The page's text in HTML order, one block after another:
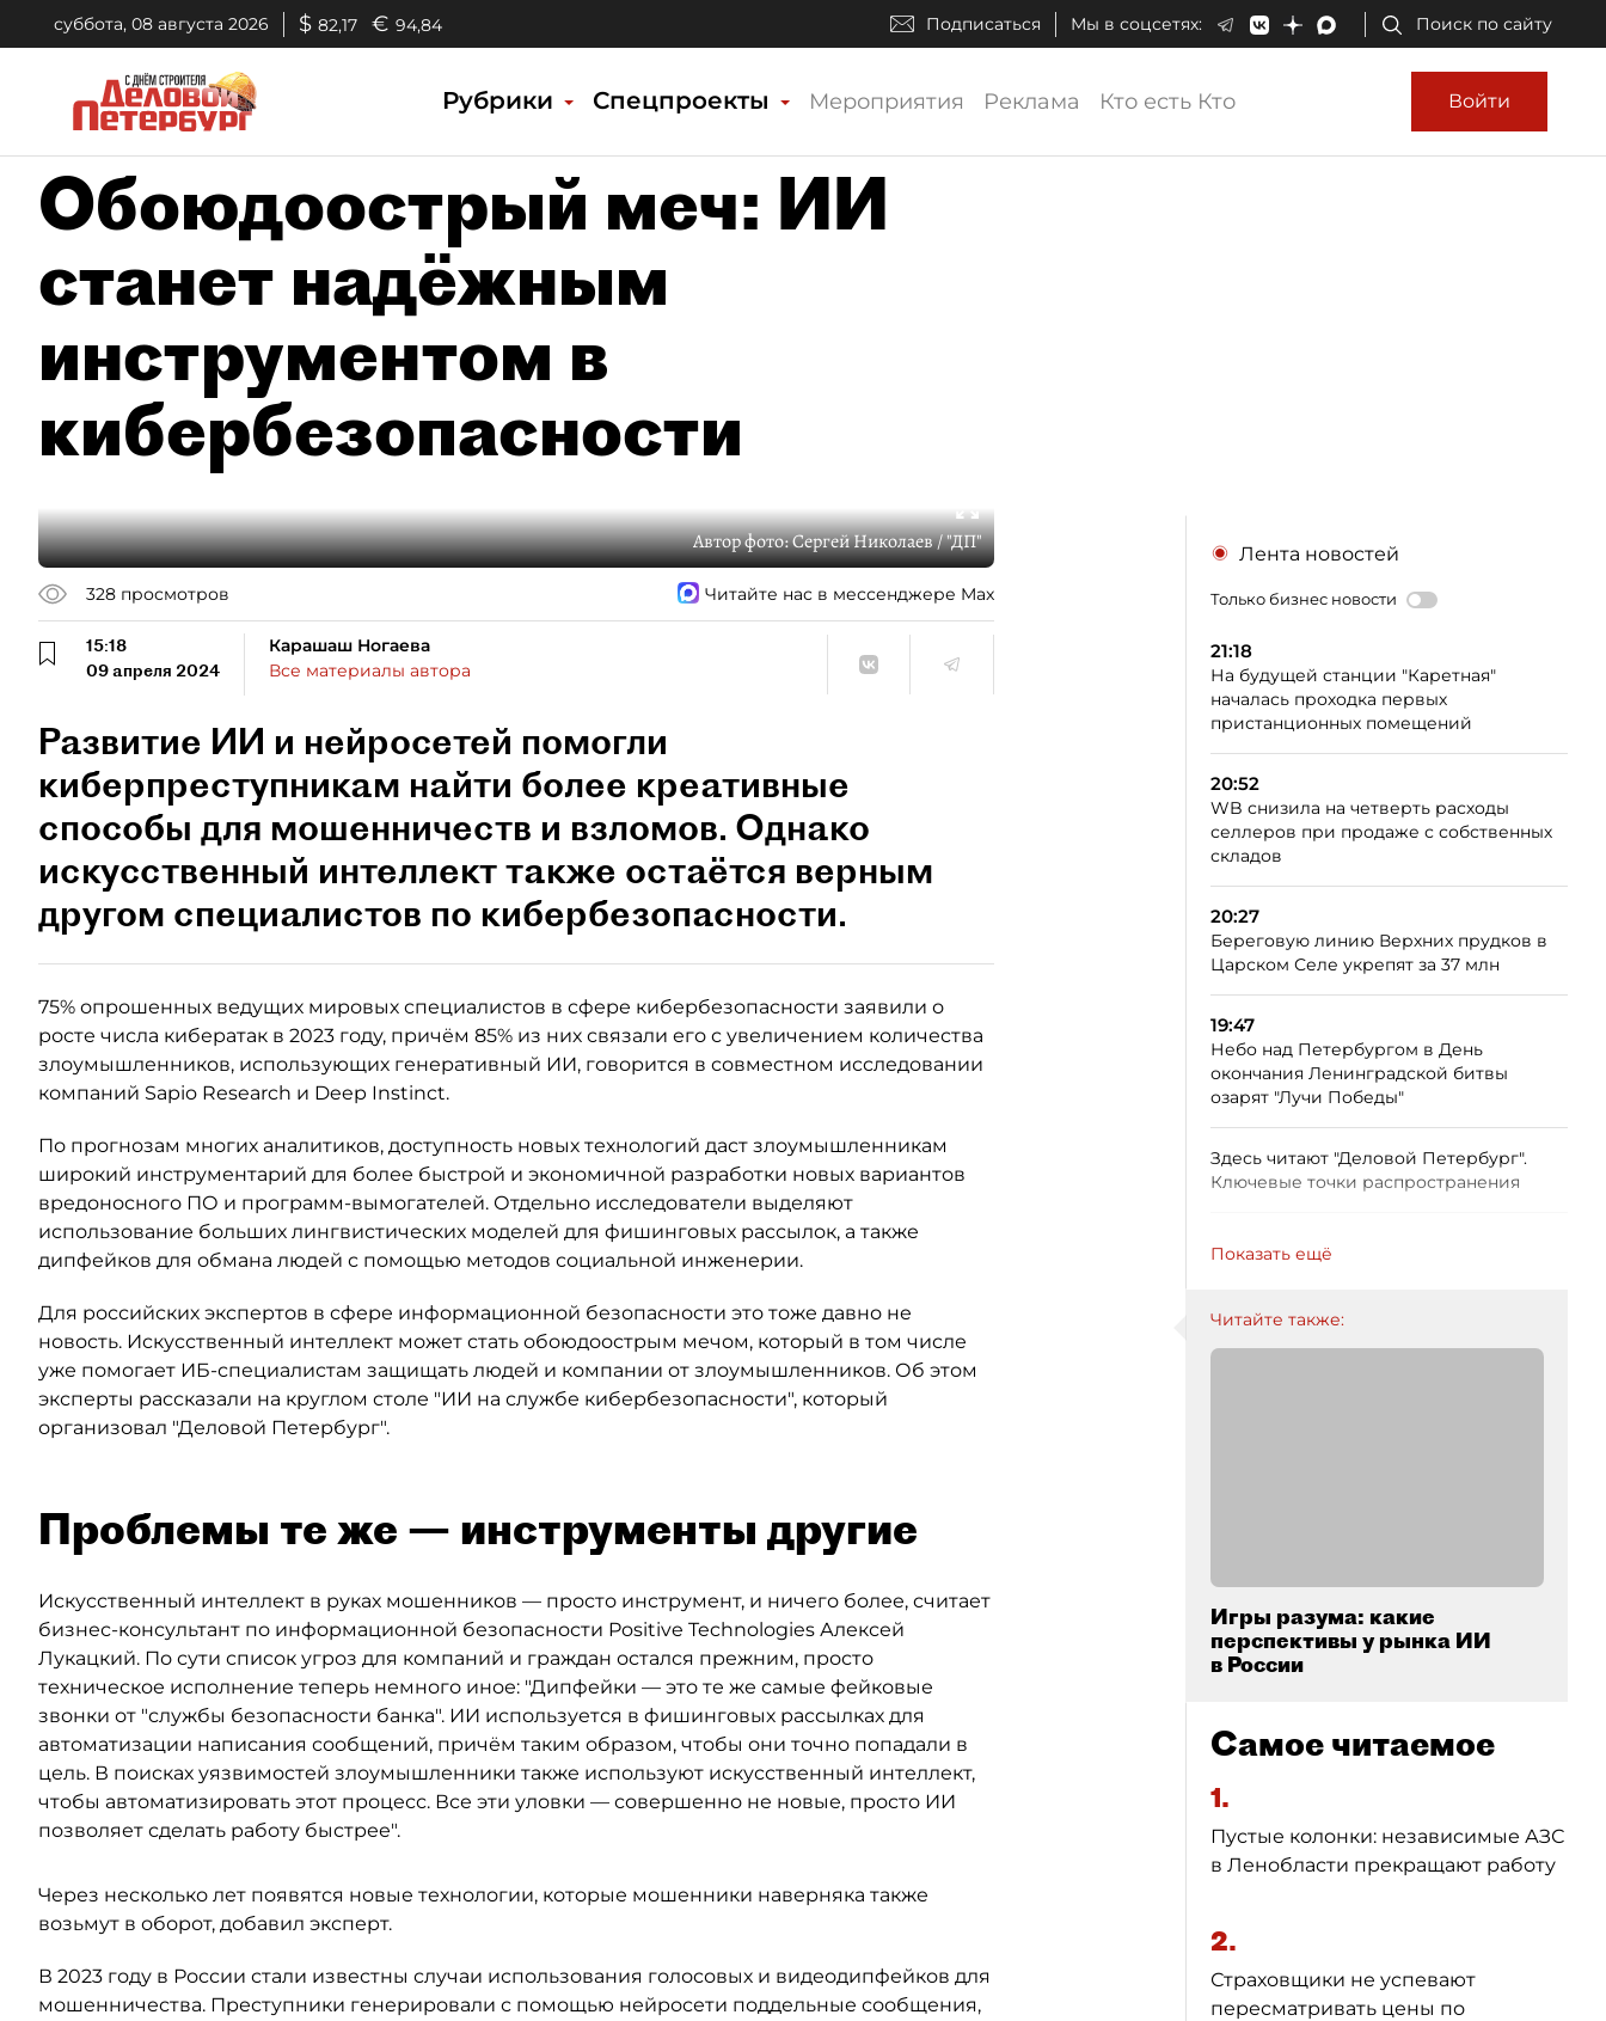
суббота, 08 августа 2026 $ 82,17 € 94,84 Подписаться Мы в соцсетях: Поиск по сайту
Рубрики Спецпроекты Мероприятия Реклама Кто есть Кто Войти
Обоюдоострый меч: ИИ
станет надёжным
инструментом в
кибербезопасности
Автор фото:Сергей Николаев / "ДП"
328 просмотров Читайте нас в мессенджере Max
15:18
09 апреля 2024
Карашаш Ногаева
Все материалы автора
Развитие ИИ и нейросетей помогли
киберпреступникам найти более креативные
способы для мошенничеств и взломов. Однако
искусственный интеллект также остаётся верным
другом специалистов по кибербезопасности.
75% опрошенных ведущих мировых специалистов в сфере кибербезопасности заявили о
росте числа кибератак в 2023 году, причём 85% из них связали его с увеличением количества
злоумышленников, использующих генеративный ИИ, говорится в совместном исследовании
компаний Sapio Research и Deep Instinct.
По прогнозам многих аналитиков, доступность новых технологий даст злоумышленникам
широкий инструментарий для более быстрой и экономичной разработки новых вариантов
вредоносного ПО и программ-вымогателей. Отдельно исследователи выделяют
использование больших лингвистических моделей для фишинговых рассылок, а также
дипфейков для обмана людей с помощью методов социальной инженерии.
Для российских экспертов в сфере информационной безопасности это тоже давно не
новость. Искусственный интеллект может стать обоюдоострым мечом, который в том числе
уже помогает ИБ-специалистам защищать людей и компании от злоумышленников. Об этом
эксперты рассказали на круглом столе "ИИ на службе кибербезопасности", который
организовал "Деловой Петербург".
Проблемы те же — инструменты другие
Искусственный интеллект в руках мошенников — просто инструмент, и ничего более, считает
бизнес-консультант по информационной безопасности Positive Technologies Алексей
Лукацкий. По сути список угроз для компаний и граждан остался прежним, просто
техническое исполнение теперь немного иное: "Дипфейки — это те же самые фейковые
звонки от "службы безопасности банка". ИИ используется в фишинговых рассылках для
автоматизации написания сообщений, причём таким образом, чтобы они точно попадали в
цель. В поисках уязвимостей злоумышленники также используют искусственный интеллект,
чтобы автоматизировать этот процесс. Все эти уловки — совершенно не новые, просто ИИ
позволяет сделать работу быстрее".
Через несколько лет появятся новые технологии, которые мошенники наверняка также
возьмут в оборот, добавил эксперт.
В 2023 году в России стали известны случаи использования голосовых и видеодипфейков для
мошенничества. Преступники генерировали с помощью нейросети поддельные сообщения,
Лента новостей
Только бизнес новости
21:18
На будущей станции "Каретная"
началась проходка первых
пристанционных помещений
20:52
WB снизила на четверть расходы
селлеров при продаже с собственных
складов
20:27
Береговую линию Верхних прудков в
Царском Селе укрепят за 37 млн
19:47
Небо над Петербургом в День
окончания Ленинградской битвы
озарят "Лучи Победы"
Здесь читают "Деловой Петербург".
Ключевые точки распространения
Показать ещё
Читайте также:
Игры разума: какие
перспективы у рынка ИИ
в России
Самое читаемое
1.
Пустые колонки: независимые АЗС
в Ленобласти прекращают работу
2.
Страховщики не успевают
пересматривать цены по